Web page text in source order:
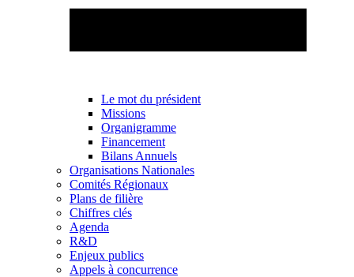
Le mot du président
Missions
Organigramme
Financement
Bilans Annuels
Organisations Nationales
Comités Régionaux
Plans de filière
Chiffres clés
Agenda
R&D
Enjeux publics
Appels à concurrence